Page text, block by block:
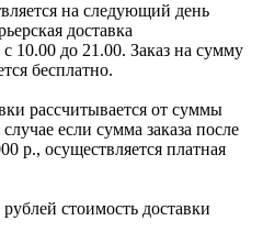
на следующий день
доставка
10.00 до 21.00. Заказ на сумму
бесплатно.
раcсчитывается от суммы
если сумма заказа после
р., осуществляется платная
стоимость доставки